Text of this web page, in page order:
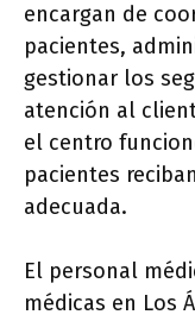
encargan de
pacientes,
gestionar los
atención al
el centro
pacientes
adecuada.
El personal
médicas en Los